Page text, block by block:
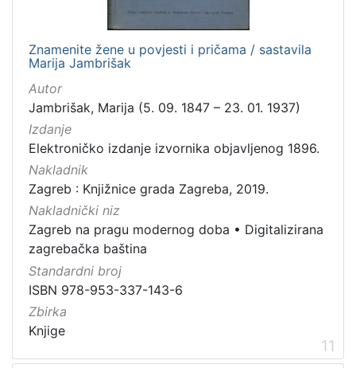
Znamenite žene u povjesti i pričama / sastavila
Marija Jambrišak
Autor
Jambrišak, Marija (5. 09. 1847 – 23. 01. 1937)
Izdanje
Elektroničko izdanje izvornika objavljenog 1896.
Nakladnik
Zagreb : Knjižnice grada Zagreba, 2019.
Nakladnički niz
Zagreb na pragu modernog doba • Digitalizirana
zagrebačka baština
Standardni broj
ISBN 978-953-337-143-6
Zbirka
Knjige
11